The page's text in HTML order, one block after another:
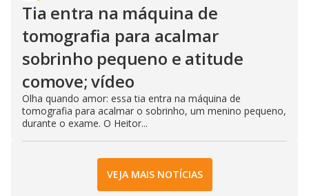
Tia entra na máquina de
tomografia para acalmar
sobrinho pequeno e atitude
comove; vídeo
Olha quando amor: essa tia entra na máquina de
tomografia para acalmar o sobrinho, um menino pequeno,
durante o exame. O Heitor...
VEJA MAIS NOTÍCIAS